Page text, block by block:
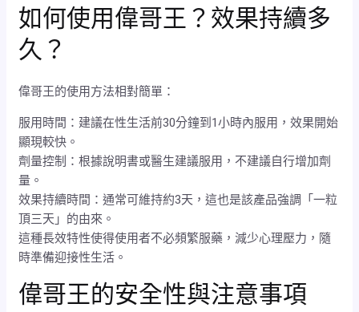
如何使用偉哥王？效果持續多
久？
偉哥王的使用方法相對簡單：
服用時間：建議在性生活前30分鐘到1小時內服用，效果開始
顯現較快。
劑量控制：根據說明書或醫生建議服用，不建議自行增加劑
量。
效果持續時間：通常可維持約3天，這也是該產品強調「一粒
頂三天」的由來。
這種長效特性使得使用者不必頻繁服藥，減少心理壓力，隨
時準備迎接性生活。
偉哥王的安全性與注意事項